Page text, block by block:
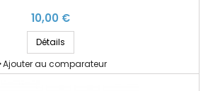
10,00 €
Détails
Ajouter au comparateur